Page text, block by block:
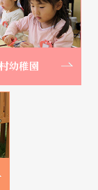
る
幼稚園